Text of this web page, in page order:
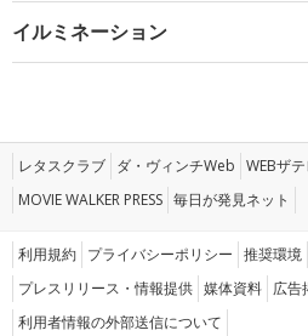
イルミネーション
レタスクラブ ダ・ヴィンチWeb WEBザ
MOVIE WALKER PRESS 毎日が発見ネット
利用規約 プライバシーポリシー 推奨環境
プレスリリース・情報提供 媒体資料 広告
利用者情報の外部送信について